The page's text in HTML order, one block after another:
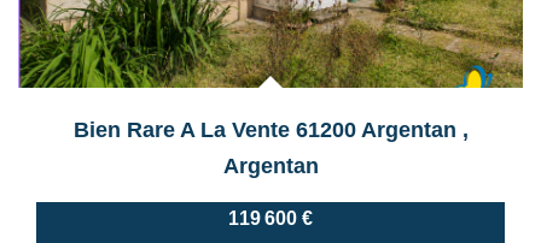
Bien Rare A La Vente 61200 Argentan ,
Argentan
119 600 €